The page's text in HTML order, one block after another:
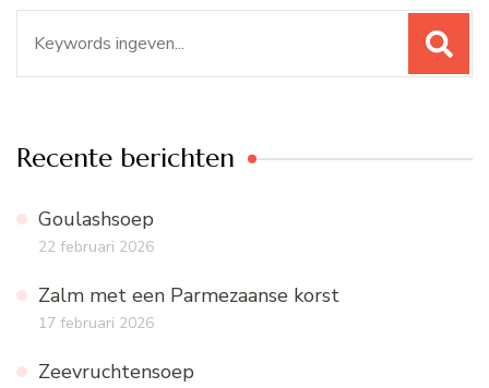
naar:
Recente berichten
Goulashsoep
22 februari 2026
Zalm met een Parmezaanse korst
17 februari 2026
Zeevruchtensoep